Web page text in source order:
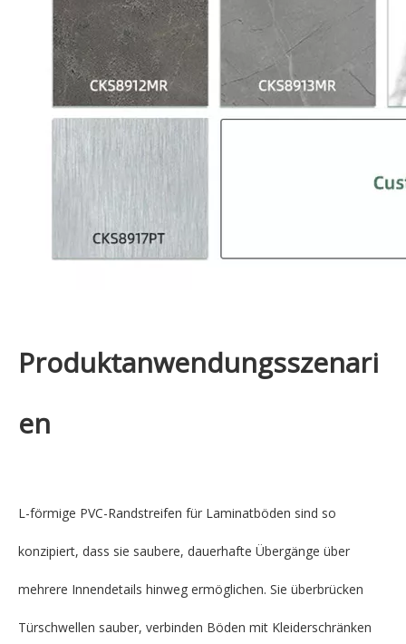
Produktanwendungsszenari
en
L-förmige PVC-Randstreifen für Laminatböden sind so
konzipiert, dass sie saubere, dauerhafte Übergänge über
mehrere Innendetails hinweg ermöglichen. Sie überbrücken
Türschwellen sauber, verbinden Böden mit Kleiderschränken